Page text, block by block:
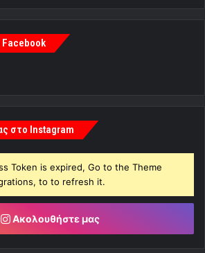
Facebook
στο Instagram
Token is expired, Go to the Theme
to to refresh it.
Ακολουθήστε μας